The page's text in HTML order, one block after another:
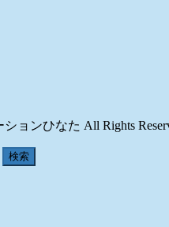
ョンひなた All Rights